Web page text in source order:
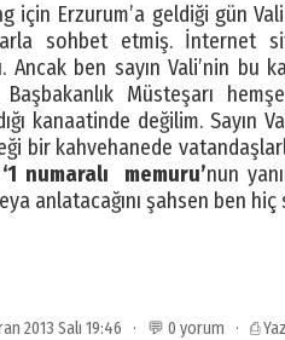
için Erzurum’a geldiği gün Vali
sohbet etmiş. İnternet
ben sayın Vali’nin bu
Müsteşarı
kanaatinde değilim. Sayın
bir kahvehanede
‘1 numaralı memuru’nun
anlatacağını şahsen ben
2013 Salı 19:46 · 💬 0 yorum · ⎙